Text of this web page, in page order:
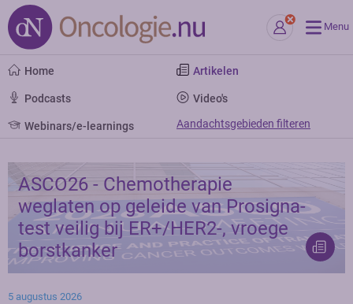
Menu
Home Artikelen
Podcasts Video's
Webinars/e-learnings Aandachtsgebieden filteren
ASCO26 - Chemotherapie
weglaten op geleide van Prosigna-
test veilig bij ER+/HER2-, vroege
borstkanker
5 augustus 2026